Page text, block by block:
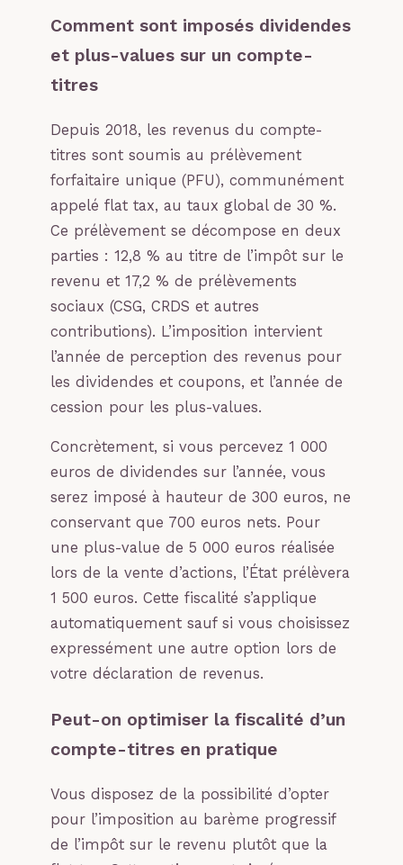
Comment sont imposés dividendes
et plus-values sur un compte-
titres
Depuis 2018, les revenus du compte-
titres sont soumis au prélèvement
forfaitaire unique (PFU), communément
appelé flat tax, au taux global de 30 %.
Ce prélèvement se décompose en deux
parties : 12,8 % au titre de l’impôt sur le
revenu et 17,2 % de prélèvements
sociaux (CSG, CRDS et autres
contributions). L’imposition intervient
l’année de perception des revenus pour
les dividendes et coupons, et l’année de
cession pour les plus-values.
Concrètement, si vous percevez 1 000
euros de dividendes sur l’année, vous
serez imposé à hauteur de 300 euros, ne
conservant que 700 euros nets. Pour
une plus-value de 5 000 euros réalisée
lors de la vente d’actions, l’État prélèvera
1 500 euros. Cette fiscalité s’applique
automatiquement sauf si vous choisissez
expressément une autre option lors de
votre déclaration de revenus.
Peut-on optimiser la fiscalité d’un
compte-titres en pratique
Vous disposez de la possibilité d’opter
pour l’imposition au barème progressif
de l’impôt sur le revenu plutôt que la